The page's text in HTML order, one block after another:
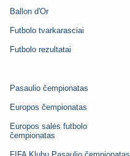
Ballon d'Or
Futbolo tvarkarasciai
Futbolo rezultatai
Pasaulio čempionatas
Europos čempionatas
Europos salės futbolo
čempionatas